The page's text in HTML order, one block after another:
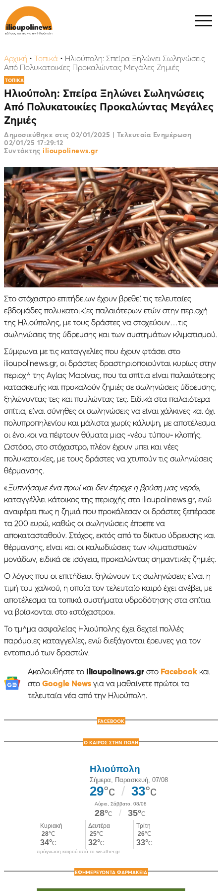
Αρχική • Τοπικά • Ηλιούπολη: Σπείρα Ξηλώνει Σωληνώσεις
Από Πολυκατοικίες Προκαλώντας Μεγάλες Ζημιές
ΤΟΠΙΚΑ
Ηλιούπολη: Σπείρα Ξηλώνει Σωληνώσεις
Από Πολυκατοικίες Προκαλώντας Μεγάλες
Ζημιές
Δημοσιεύθηκε στις 02/01/2025 | Τελευταία Ενημέρωση
02/01/25 17:29:12
Συντάκτης ilioupolinews.gr
Στο στόχαστρο επιτήδειων έχουν βρεθεί τις τελευταίες
εβδομάδες πολυκατοικίες παλαιότερων ετών στην περιοχή
της Ηλιούπολης, με τους δράστες να στοχεύουν…τις
σωληνώσεις της ύδρευσης και των συστημάτων κλιματισμού.
Σύμφωνα με τις καταγγελίες που έχουν φτάσει στο
ilioupolinews.gr, οι δράστες δραστηριοποιούνται κυρίως στην
περιοχή της Αγίας Μαρίνας, που τα σπίτια είναι παλαιότερης
κατασκευής και προκαλούν ζημιές σε σωληνώσεις ύδρευσης,
ξηλώνοντας τες και πουλώντας τες. Ειδικά στα παλαιότερα
σπίτια, είναι σύνηθες οι σωληνώσεις να είναι χάλκινες και όχι
πολυπροπηλενίου και μάλιστα χωρίς κάλυψη, με αποτέλεσμα
οι ένοικοι να πέφτουν θύματα μιας -νέου τύπου- κλοπής.
Ωστόσο, στο στόχαστρο, πλέον έχουν μπει και νέες
πολυκατοικίες, με τους δράστες να χτυπούν τις σωληνώσεις
θέρμανσης.
«Ξυπνήσαμε ένα πρωί και δεν έτρεχε η βρύση μας νερό»,
καταγγέλλει κάτοικος της περιοχής στο ilioupolinews.gr, ενώ
αναφέρει πως η ζημιά που προκάλεσαν οι δράστες ξεπέρασε
τα 200 ευρώ, καθώς οι σωληνώσεις έπρεπε να
αποκατασταθούν. Στόχος, εκτός από το δίκτυο ύδρευσης και
θέρμανσης, είναι και οι καλωδιώσεις των κλιματιστικών
μονάδων, ειδικά σε ισόγεια, προκαλώντας σημαντικές ζημιές.
Ο λόγος που οι επιτήδειοι ξηλώνουν τις σωληνώσεις είναι η
τιμή του χαλκού, η οποία τον τελευταίο καιρό έχει ανέβει, με
αποτέλεσμα τα τοπικά συστήματα υδροδότησης στα σπίτια
να βρίσκονται στο «στόχαστρο».
Το τμήμα ασφαλείας Ηλιούπολης έχει δεχτεί πολλές
παρόμοιες καταγγελίες, ενώ διεξάγονται έρευνες για τον
εντοπισμό των δραστών.
Ακολουθήστε το Ilioupolinews.grστο Facebookκαι
στο Google Newsγια να μαθαίνετε πρώτοι τα
τελευταία νέα από την Ηλιούπολη.
FACEBOOK
Ο ΚΑΙΡΟΣ ΣΤΗΝ ΠΟΛΗ
πρόγνωση καιρού από το weather.gr
ΕΦΗΜΕΡΕΥΟΝΤΑ ΦΑΡΜΑΚΕΙΑ